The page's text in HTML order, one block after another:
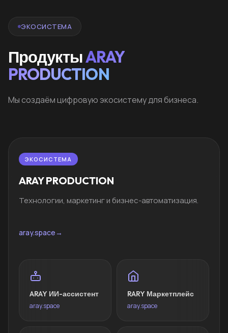
ЭКОСИСТЕМА
ПродуктыARAY
PRODUCTION
Мы создаём цифровую экосистему для бизнеса.
ЭКОСИСТЕМА
ARAY PRODUCTION
Технологии, маркетинг и бизнес-автоматизация.
aray.space→
ARAY ИИ-ассистент
aray.space
RARY Маркетплейс
aray.space